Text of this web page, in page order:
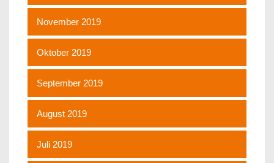
November 2019
Oktober 2019
September 2019
August 2019
Juli 2019